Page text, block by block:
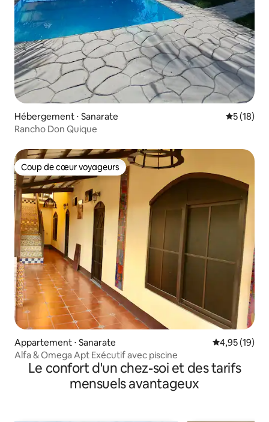
Hébergement ⋅ Sanarate
5 (18)
Rancho Don Quique
Coup de cœur voyageurs
Coup de cœur voyageurs
Appartement ⋅ Sanarate Évaluation
4,95 (19)
Alfa & Omega Apt Exécutif avec piscine
Le confort d'un chez-soi et des tarifs
mensuels avantageux